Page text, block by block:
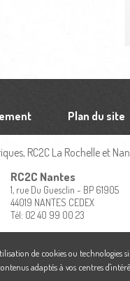
Plan du site
RC2C La Rochelle et
RC2C Nantes
1, rue Du Guesclin - BP 61905
44019 NANTES CEDEX
Tél: 02 40 99 00 23
de cookies ou
adaptés à vos centres